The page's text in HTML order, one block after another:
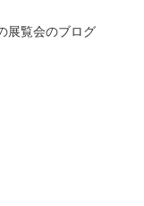
展覧会のブログ